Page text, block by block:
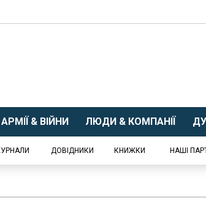
АРМІЇ & ВІЙНИ ЛЮДИ & КОМПАНІЇ
ДОВІДНИКИ КНИЖКИ НАШІ